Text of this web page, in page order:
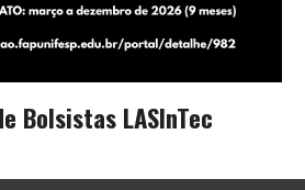
Bolsistas LASInTec